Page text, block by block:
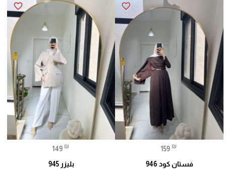
favorite_border
159 ₪
فستان كود 946
favorite_border
149 ₪
بليزر 945